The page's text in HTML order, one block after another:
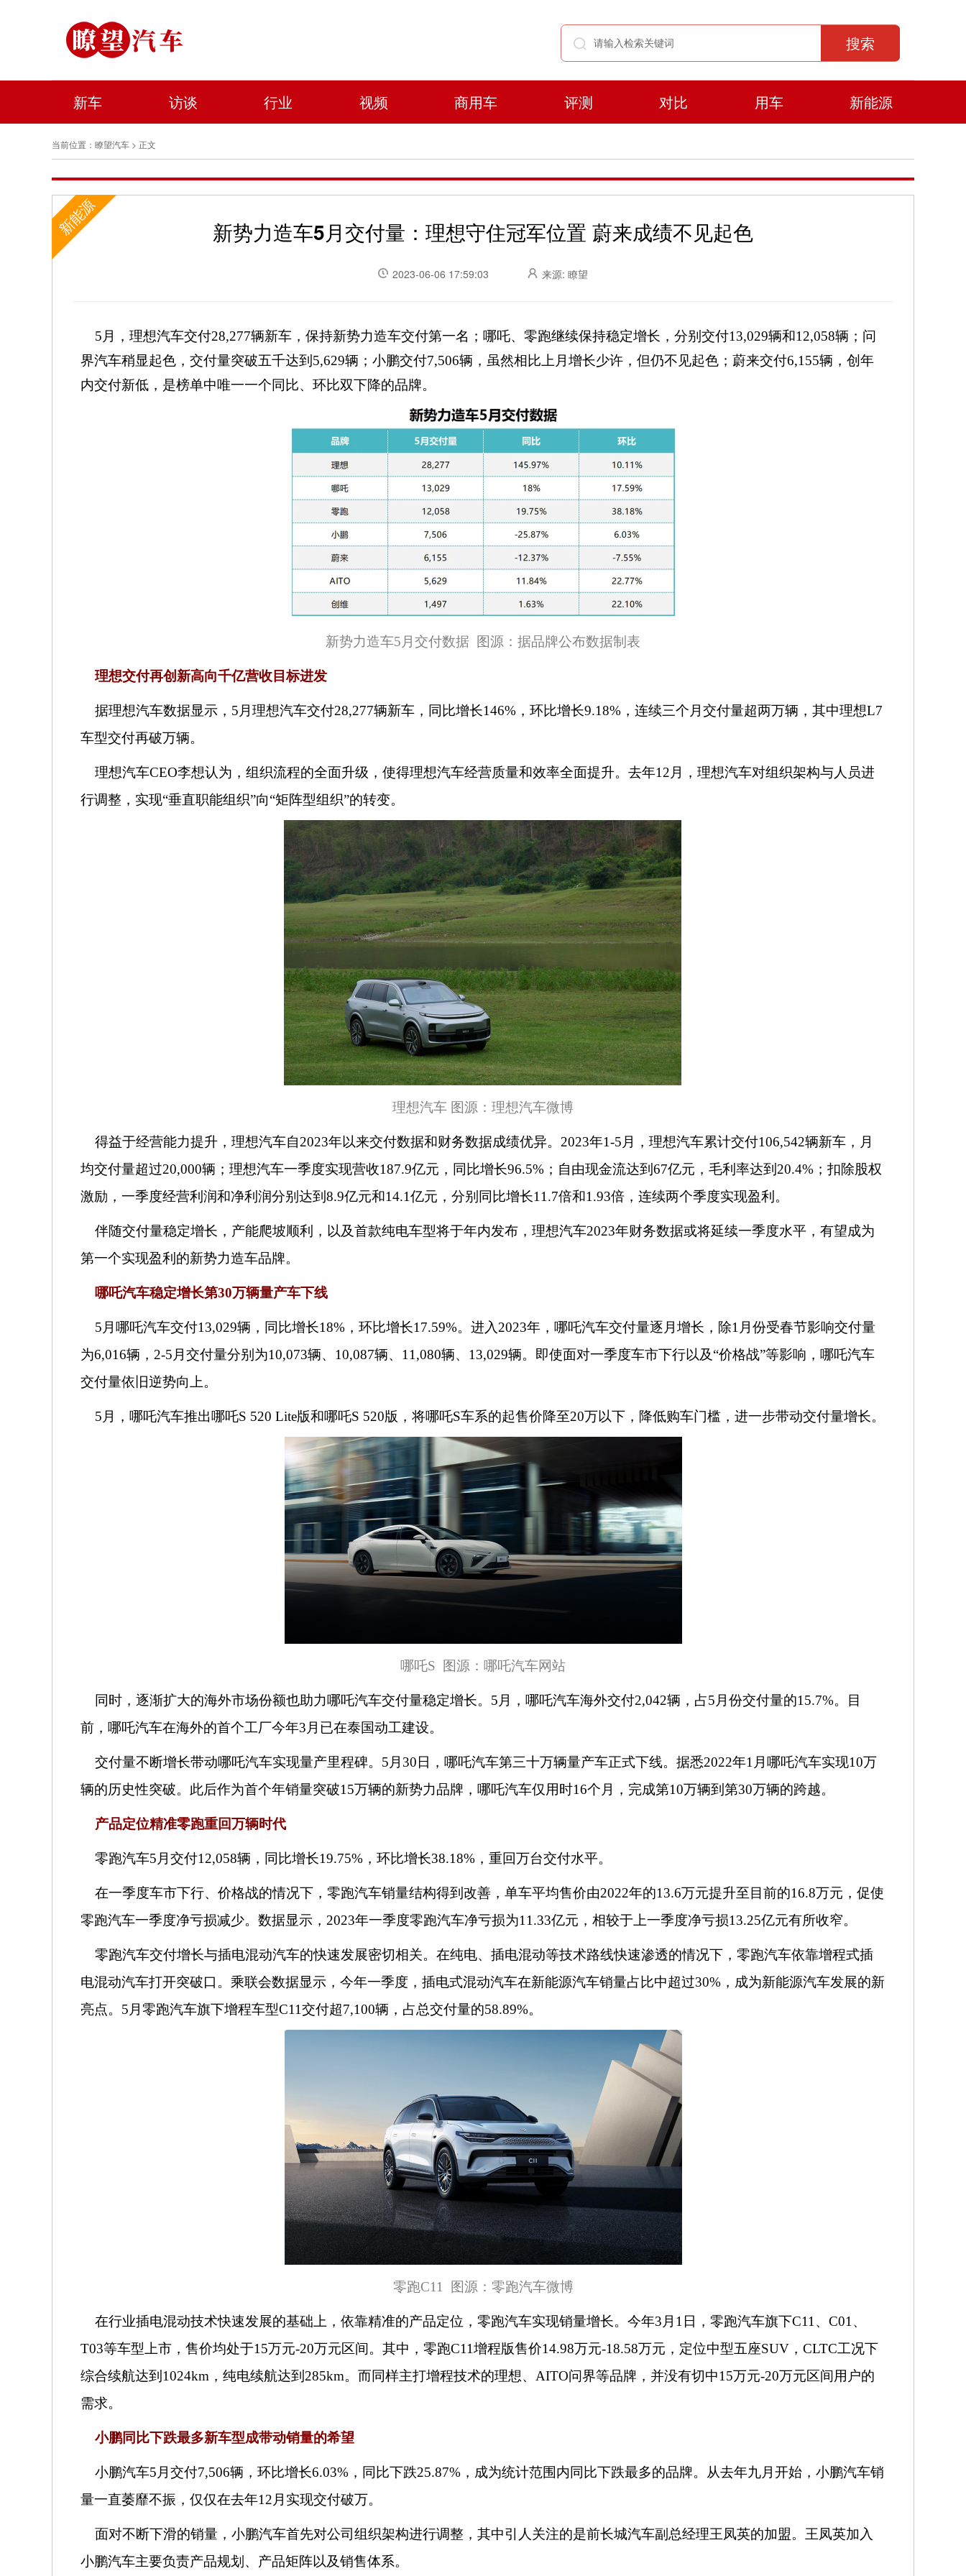
搜索
新车 访谈 行业 视频 商用车 评测 对比 用车 新能源
当前位置： 瞭望汽车 > 正文
新能源 新势力造车5月交付量：理想守住冠军位置 蔚来成绩不见起色
2023-06-06 17:59:03 来源: 瞭望
5月，理想汽车交付28,277辆新车，保持新势力造车交付第一名；哪吒、零跑继续保持稳定增长，分别交付13,029辆和12,058辆；问
界汽车稍显起色，交付量突破五千达到5,629辆；小鹏交付7,506辆，虽然相比上月增长少许，但仍不见起色；蔚来交付6,155辆，创年
内交付新低，是榜单中唯一一个同比、环比双下降的品牌。
新势力造车5月交付数据 图源：据品牌公布数据制表
理想交付再创新高向千亿营收目标进发
据理想汽车数据显示， 5月理想汽车交付28,277辆新车，同比增长146%，环比增长9.18%，连续三个月交付量超两万辆，其中理想L7
车型交付再破万辆。
理想汽车CEO李想认为，组织流程的全面升级，使得理想汽车经营质量和效率全面提升。去年12月，理想汽车对组织架构与人员进
行调整，实现“垂直职能组织”向“矩阵型组织”的转变。
理想汽车 图源：理想汽车微博
得益于经营能力提升，理想汽车自2023年以来交付数据和财务数据成绩优异。2023年1-5月，理想汽车累计交付106,542辆新车，月
均交付量超过20,000辆；理想汽车一季度实现营收187.9亿元，同比增长96.5%；自由现金流达到67亿元，毛利率达到20.4%；扣除股权
激励，一季度经营利润和净利润分别达到8.9亿元和14.1亿元，分别同比增长11.7倍和1.93倍，连续两个季度实现盈利。
伴随交付量稳定增长，产能爬坡顺利，以及首款纯电车型将于年内发布，理想汽车2023年财务数据或将延续一季度水平，有望成为
第一个实现盈利的新势力造车品牌。
哪吒汽车稳定增长第30万辆量产车下线
5月哪吒汽车交付13,029辆，同比增长18%，环比增长17.59%。进入2023年，哪吒汽车交付量逐月增长，除1月份受春节影响交付量
为6,016辆，2-5月交付量分别为10,073辆、10,087辆、11,080辆、13,029辆。即使面对一季度车市下行以及“价格战”等影响，哪吒汽车
交付量依旧逆势向上。
5月，哪吒汽车推出哪吒S 520 Lite版和哪吒S 520版，将哪吒S车系的起售价降至20万以下，降低购车门槛，进一步带动交付量增长。
哪吒S 图源：哪吒汽车网站
同时，逐渐扩大的海外市场份额也助力哪吒汽车交付量稳定增长。 5月，哪吒汽车海外交付2,042辆，占5月份交付量的15.7%。目
前，哪吒汽车在海外的首个工厂今年3月已在泰国动工建设。
交付量不断增长带动哪吒汽车实现量产里程碑。 5月30日，哪吒汽车第三十万辆量产车正式下线。据悉2022年1月哪吒汽车实现10万
辆的历史性突破。此后作为首个年销量突破15万辆的新势力品牌，哪吒汽车仅用时16个月，完成第10万辆到第30万辆的跨越。
产品定位精准零跑重回万辆时代
零跑汽车5月交付12,058辆，同比增长19.75%，环比增长38.18%，重回万台交付水平。
在一季度车市下行、价格战的情况下，零跑汽车销量结构得到改善，单车平均售价由2022年的13.6万元提升至目前的16.8万元，促使
零跑汽车一季度净亏损减少。数据显示，2023年一季度零跑汽车净亏损为11.33亿元，相较于上一季度净亏损13.25亿元有所收窄。
零跑汽车交付增长与插电混动汽车的快速发展密切相关。在纯电、插电混动等技术路线快速渗透的情况下，零跑汽车依靠增程式插
电混动汽车打开突破口。乘联会数据显示，今年一季度，插电式混动汽车在新能源汽车销量占比中超过30%，成为新能源汽车发展的新
亮点。5月零跑汽车旗下增程车型C11交付超7,100辆，占总交付量的58.89%。
零跑C11 图源：零跑汽车微博
在行业插电混动技术快速发展的基础上，依靠精准的产品定位，零跑汽车实现销量增长。今年3月1日，零跑汽车旗下C11、C01、
T03等车型上市，售价均处于15万元-20万元区间。其中，零跑C11增程版售价14.98万元-18.58万元，定位中型五座SUV，CLTC工况下
综合续航达到1024km，纯电续航达到285km。而同样主打增程技术的理想、AITO问界等品牌，并没有切中15万元-20万元区间用户的
需求。
小鹏同比下跌最多新车型成带动销量的希望
小鹏汽车5月交付7,506辆，环比增长6.03%，同比下跌25.87%，成为统计范围内同比下跌最多的品牌。从去年九月开始，小鹏汽车销
量一直萎靡不振，仅仅在去年12月实现交付破万。
面对不断下滑的销量，小鹏汽车首先对公司组织架构进行调整，其中引人关注的是前长城汽车副总经理王凤英的加盟。王凤英加入
小鹏汽车主要负责产品规划、产品矩阵以及销售体系。